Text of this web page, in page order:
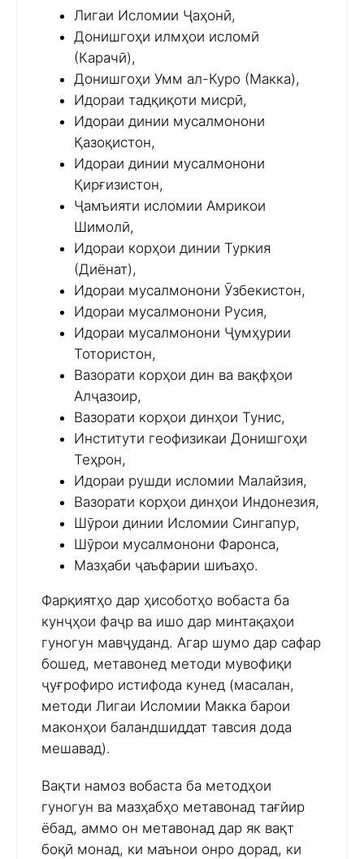
Лигаи Исломии Ҷаҳонӣ,
Донишгоҳи илмҳои исломӣ
(Карачӣ),
Донишгоҳи Умм ал-Куро (Макка),
Идораи тадқиқоти мисрӣ,
Идораи динии мусалмонони
Қазоқистон,
Идораи динии мусалмонони
Қирғизистон,
Ҷамъияти исломии Амрикои
Шимолӣ,
Идораи корҳои динии Туркия
(Диёнат),
Идораи мусалмонони Ӯзбекистон,
Идораи мусалмонони Русия,
Идораи мусалмонони Ҷумҳурии
Тотористон,
Вазорати корҳои дин ва вақфҳои
Алҷазоир,
Вазорати корҳои динҳои Тунис,
Институти геофизикаи Донишгоҳи
Теҳрон,
Идораи рушди исломии Малайзия,
Вазорати корҳои динҳои Индонезия,
Шӯрои динии Исломии Сингапур,
Шӯрои мусалмонони Фаронса,
Мазҳаби ҷаъфарии шиъаҳо.
Фарқиятҳо дар ҳисоботҳо вобаста ба
кунҷҳои фаҷр ва ишо дар минтақаҳои
гуногун мавҷуданд. Агар шумо дар сафар
бошед, метавонед методи мувофиқи
ҷуғрофиро истифода кунед (масалан,
методи Лигаи Исломии Макка барои
маконҳои баландшиддат тавсия дода
мешавад).
Вақти намоз вобаста ба методҳои
гуногун ва мазҳабҳо метавонад тағйир
ёбад, аммо он метавонад дар як вақт
боқӣ монад, ки маънои онро дорад, ки